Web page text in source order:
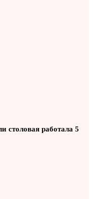
столовая работала 5